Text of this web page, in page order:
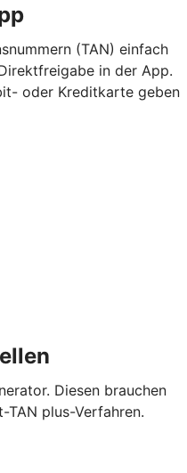
(TAN) einfach
in der App.
oder Kreditkarte geben
Diesen brauchen
TAN plus-Verfahren.